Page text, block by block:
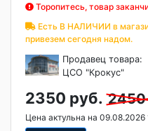
Торопитесь, товар
Есть В НАЛИЧИИ в
привезем сегодня надом.
Продавец товара:
ЦСО "Крокус"
2350 руб. 2450
Цена актульна на 09.08.2026